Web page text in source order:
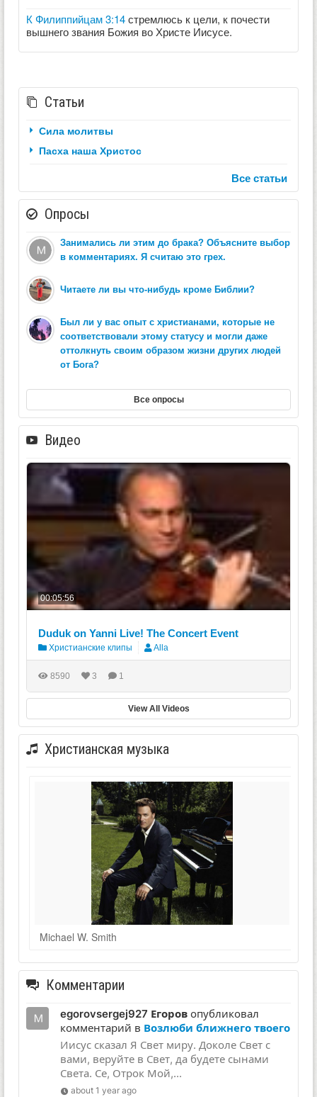
К Филиппийцам 3:14стремлюсь к цели, к почести
вышнего звания Божия во Христе Иисусе.
Статьи
Сила молитвы
Пасха наша Христос
Все статьи
Опросы
Занимались ли этим до брака? Объясните выбор
в комментариях. Я считаю это грех.
Читаете ли вы что-нибудь кроме Библии?
Был ли у вас опыт с христианами, которые не
соответствовали этому статусу и могли даже
оттолкнуть своим образом жизни других людей
от Бога?
Все опросы
Видео
00:05:56
Duduk on Yanni Live! The Concert Event
Христианские клипы Alla
8590 3 1
View All Videos
Христианская музыка
Michael W. Smith
Комментарии
egorovsergej927 Егоров опубликовал
комментарий в Возлюби ближнего твоего
Иисус сказал Я Свет миру. Доколе Свет с
вами, веруйте в Свет, да будете сынами
Света. Се, Отрок Мой,...
about 1 year ago